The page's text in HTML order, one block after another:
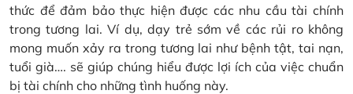
thức để đảm bảo thực hiện được các nhu cầu tài chính
trong tương lai. Ví dụ, dạy trẻ sớm về các rủi ro không
mong muốn xảy ra trong tương lai như bệnh tật, tai nạn,
tuổi già…. sẽ giúp chúng hiểu được lợi ích của việc chuẩn
bị tài chính cho những tình huống này.